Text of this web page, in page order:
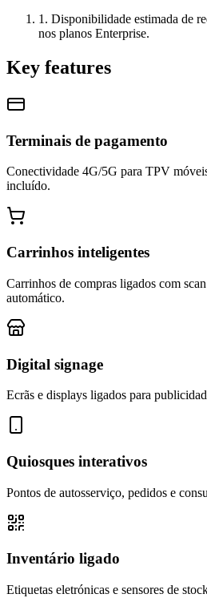
1 . Disponibilidade estimada de
nos planos Enterprise.
Key features
Terminais de pagamento
Conectividade 4G/5G para TPV
incluído.
Carrinhos inteligentes
Carrinhos de compras ligados com
automático.
Digital signage
Ecrãs e displays ligados para
Quiosques interativos
Pontos de autosserviço, pedidos e
Inventário ligado
Etiquetas eletrónicas e sensores de